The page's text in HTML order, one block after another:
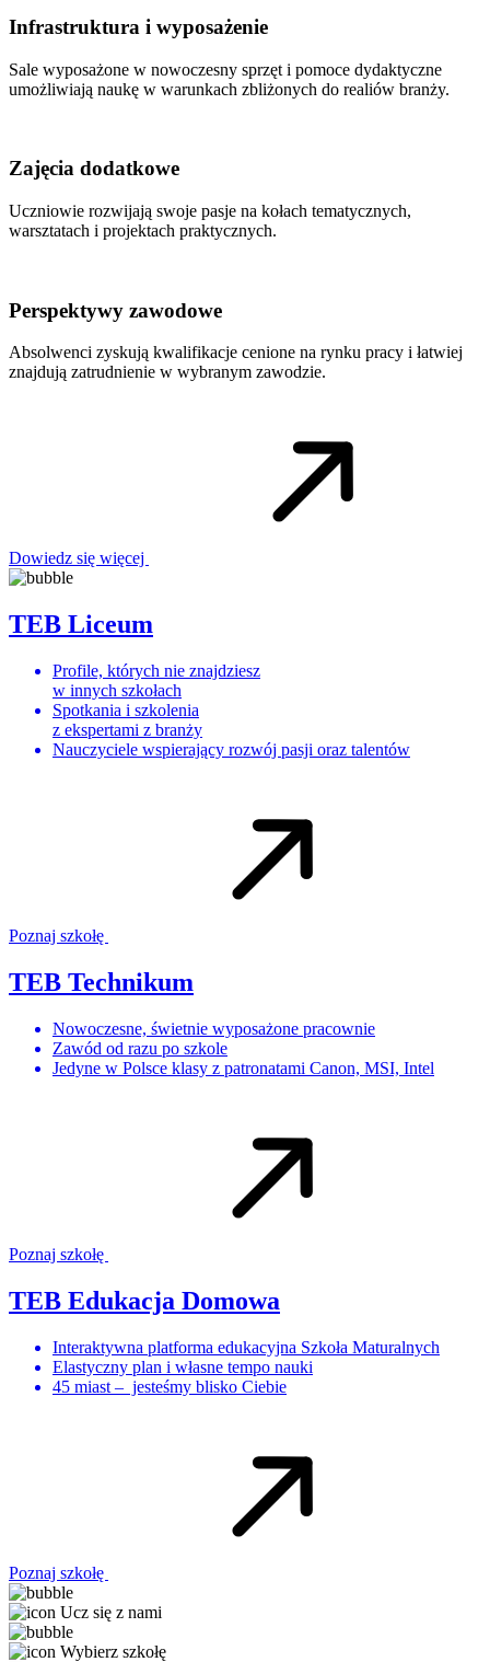
Infrastruktura i wyposażenie
Sale wyposażone w nowoczesny sprzęt i pomoce dydaktyczne
umożliwiają naukę w warunkach zbliżonych do realiów branży.
Zajęcia dodatkowe
Uczniowie rozwijają swoje pasje na kołach tematycznych,
warsztatach i projektach praktycznych.
Perspektywy zawodowe
Absolwenci zyskują kwalifikacje cenione na rynku pracy i łatwiej
znajdują zatrudnienie w wybranym zawodzie.
Dowiedz się więcej
TEB Liceum
Profile, których nie znajdziesz
w innych szkołach
Spotkania i szkolenia
z ekspertami z branży
Nauczyciele wspierający rozwój pasji oraz talentów
Poznaj szkołę
TEB Technikum
Nowoczesne, świetnie wyposażone pracownie
Zawód od razu po szkole
Jedyne w Polsce klasy z patronatami Canon, MSI, Intel
Poznaj szkołę
TEB Edukacja Domowa
Interaktywna platforma edukacyjna Szkoła Maturalnych
Elastyczny plan i własne tempo nauki
45 miast – jesteśmy blisko Ciebie
Poznaj szkołę
Ucz się z nami
Wybierz szkołę